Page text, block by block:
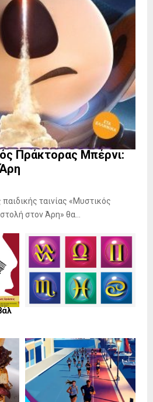
Πράκτορας Μπέρνι:
ταινίας «Μυστικός
στον Άρη» θα...